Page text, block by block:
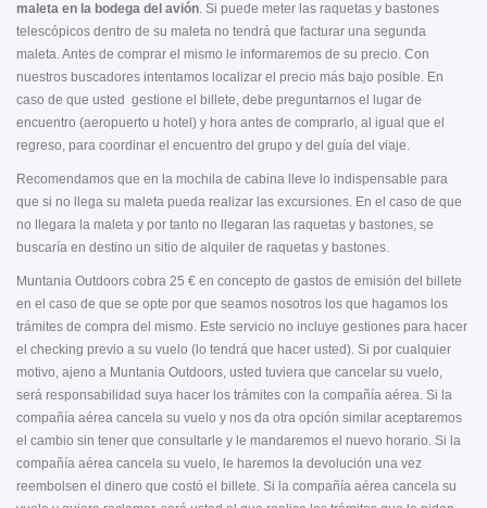
maleta en la bodega del avión. Si puede meter las raquetas y bastones
telescópicos dentro de su maleta no tendrá que facturar una segunda
maleta. Antes de comprar el mismo le informaremos de su precio. Con
nuestros buscadores intentamos localizar el precio más bajo posible. En
caso de que usted gestione el billete, debe preguntarnos el lugar de
encuentro (aeropuerto u hotel) y hora antes de comprarlo, al igual que el
regreso, para coordinar el encuentro del grupo y del guía del viaje.
Recomendamos que en la mochila de cabina lleve lo indispensable para
que si no llega su maleta pueda realizar las excursiones. En el caso de que
no llegara la maleta y por tanto no llegaran las raquetas y bastones, se
buscaría en destino un sitio de alquiler de raquetas y bastones.
Muntania Outdoors cobra 25 € en concepto de gastos de emisión del billete
en el caso de que se opte por que seamos nosotros los que hagamos los
trámites de compra del mismo. Este servicio no incluye gestiones para hacer
el checking previo a su vuelo (lo tendrá que hacer usted). Si por cualquier
motivo, ajeno a Muntania Outdoors, usted tuviera que cancelar su vuelo,
será responsabilidad suya hacer los trámites con la compañía aérea. Si la
compañía aérea cancela su vuelo y nos da otra opción similar aceptaremos
el cambio sin tener que consultarle y le mandaremos el nuevo horario. Si la
compañía aérea cancela su vuelo, le haremos la devolución una vez
reembolsen el dinero que costó el billete. Si la compañía aérea cancela su